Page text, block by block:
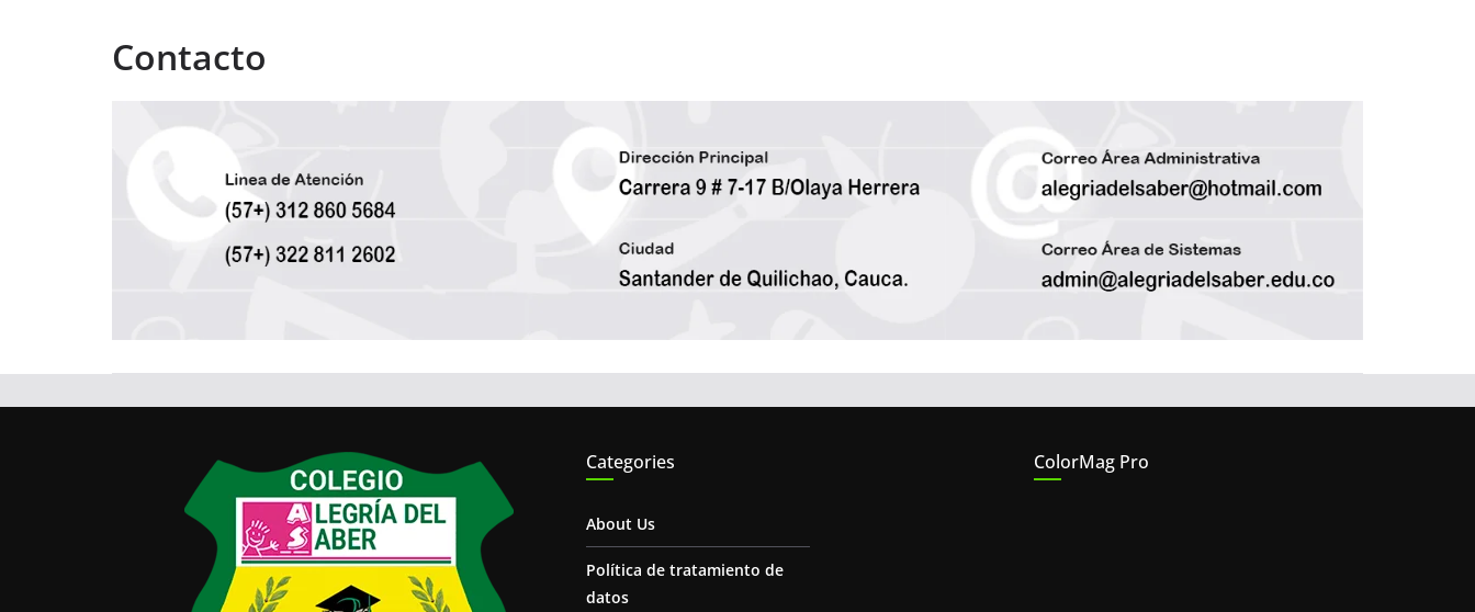
Contacto
Categories
About Us
Política de tratamiento de
datos
ColorMag Pro